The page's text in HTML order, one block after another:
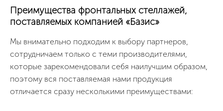
Преимущества фронтальных стеллажей,
поставляемых компанией «Базис»
Мы внимательно подходим к выбору партнеров,
сотрудничаем только с теми производителями,
которые зарекомендовали себя наилучшим образом,
поэтому вся поставляемая нами продукция
отличается сразу несколькими преимуществами: